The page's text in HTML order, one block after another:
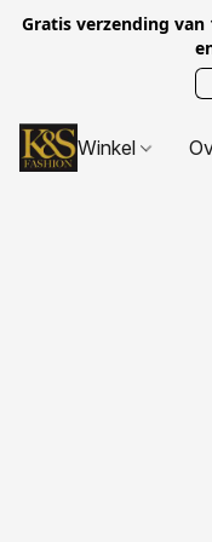
Gratis verzending
Winkel